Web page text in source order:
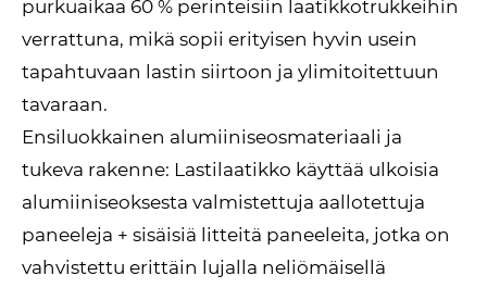
purkuaikaa 60 % perinteisiin laatikkotrukkeihin
verrattuna, mikä sopii erityisen hyvin usein
tapahtuvaan lastin siirtoon ja ylimitoitettuun
tavaraan.
Ensiluokkainen alumiiniseosmateriaali ja
tukeva rakenne: Lastilaatikko käyttää ulkoisia
alumiiniseoksesta valmistettuja aallotettuja
paneeleja + sisäisiä litteitä paneeleita, jotka on
vahvistettu erittäin lujalla neliömäisellä